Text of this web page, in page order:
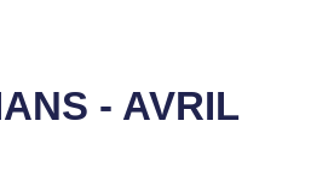
- AVRIL